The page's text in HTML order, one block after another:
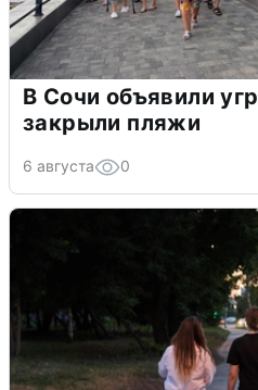
В Сочи объявили
закрыли пляжи
6 августа 0